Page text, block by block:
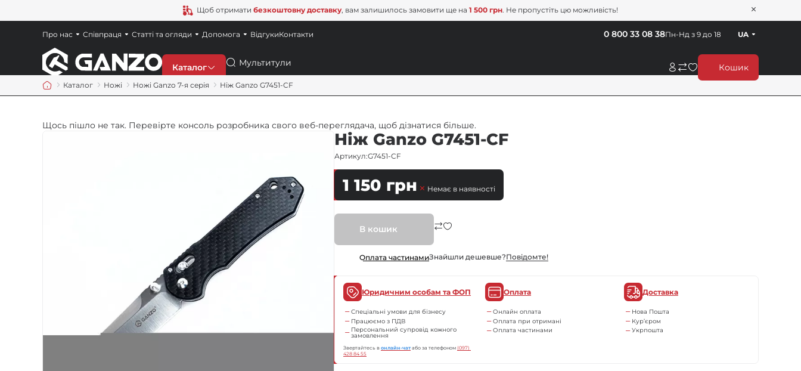
Щоб отримати безкоштовну доставку, вам залишилось замовити ще на 1 500 грн. Не пропустіть цю можливість!
Каталог
Мультитули
Газові пальники
Спорядження
Пошук Кошик
Пн-Нд з 9 до 18
0 800 33 08 38 UA
Про нас Співпраця Статті та огляди Допомога ВідгукиКонтакти
Каталог Ножі Ножі Ganzo 7-я серія Ніж Ganzo G7451-CF
Щось пішло не так. Перевірте консоль розробника свого веб-переглядача, щоб дізнатися більше.
Ніж Ganzo G7451-CF
Артикул:G7451-CF
1 150 грн Немає в наявності
В кошик
Оплата частинамиЗнайшли дешевше?Повiдомте!
Юридичним особам та ФОП
Спеціальні умови для бізнесу
Працюємо з ПДВ
Персональний супровід кожного
замовлення
Звертайтесь вонлайн-чат або за телефоном(097)
428 84 55
Оплата
Онлайн оплата
Оплата при отримані
Оплата частинами
Доставка
Нова Пошта
Кур’єром
Укрпошта